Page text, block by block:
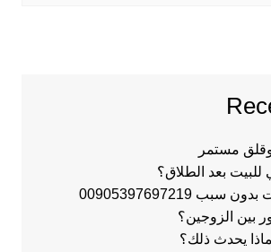
مستمر
بعد الطلاق؟
00905397697219
بين الزوجين؟
يحدث ذلك؟